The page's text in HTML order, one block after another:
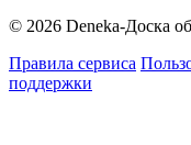
© 2026 Deneka-Доска
Правила сервиса
поддержки